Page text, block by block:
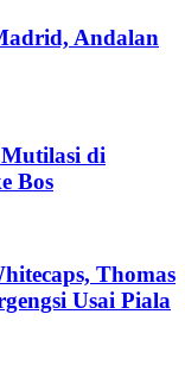
Andalan
Mutilasi di
Bos
Thomas
Usai Piala